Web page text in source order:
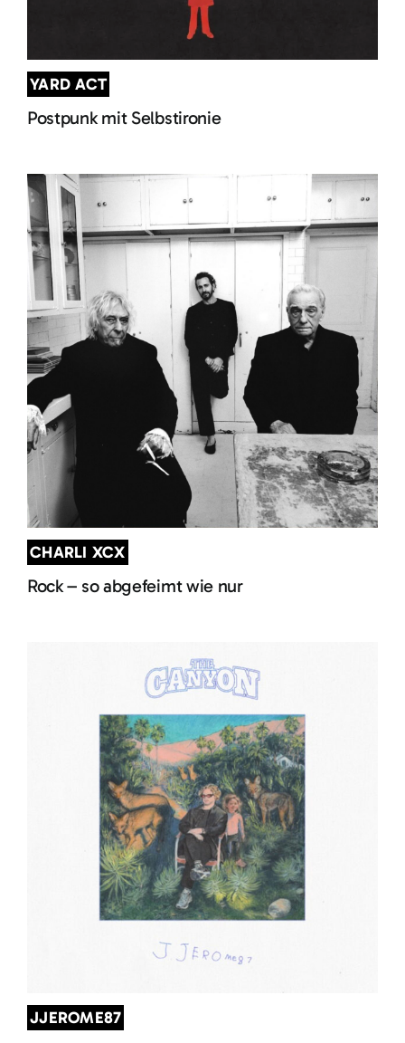
YARD ACT
Postpunk mit Selbstironie
CHARLI XCX
Rock – so abgefeimt wie nur
JJEROME87